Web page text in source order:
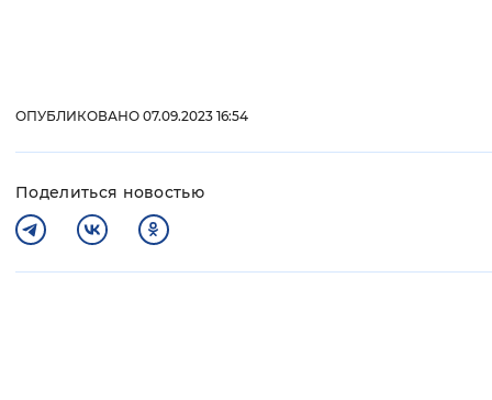
ОПУБЛИКОВАНО 07.09.2023 16:54
Поделиться новостью